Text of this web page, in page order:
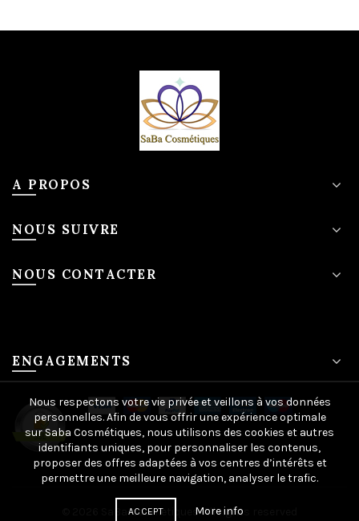
A PROPOS
NOUS SUIVRE
NOUS CONTACTER
ENGAGEMENTS
SaBa-cosmetiques. All rights reserved
Nous respectons votre vie privée et veillons à vos données
personnelles. Afin de vous offrir une expérience optimale
sur Saba Cosmétiques, nous utilisons des cookies et autres
identifiants uniques, pour personnaliser les contenus,
proposer des offres adaptées à vos centres d’intérêts et
permettre une meilleure navigation, analyser le trafic.
ACCEPT More info